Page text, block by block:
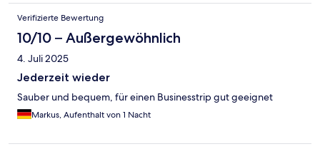
Verifizierte Bewertung
10/10 – Außergewöhnlich
4. Juli 2025
Jederzeit wieder
Sauber und bequem, für einen Businesstrip gut geeignet
Markus, Aufenthalt von 1 Nacht